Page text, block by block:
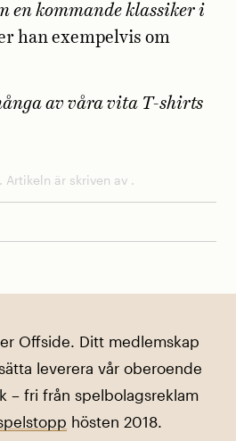
en kommande klassiker i
han exempelvis om
av våra vita T-shirts
är skriven av .
Offside. Ditt medlemskap
leverera vår oberoende
– fri från spelbolagsreklam
hösten 2018.